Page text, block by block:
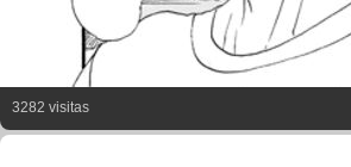
3282 visitas